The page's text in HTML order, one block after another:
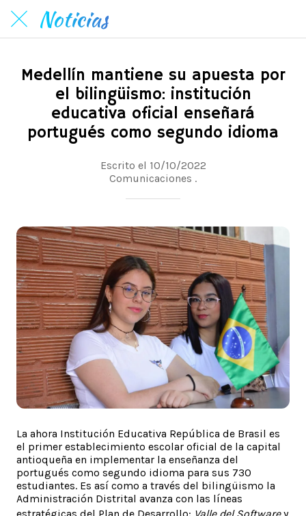
Noticias
Medellín mantiene su apuesta por
el bilingüismo: institución
educativa oficial enseñará
portugués como segundo idioma
Escrito el 10/10/2022
Comunicaciones .
La ahora Institución Educativa República de Brasil es
el primer establecimiento escolar oficial de la capital
antioqueña en implementar la enseñanza del
portugués como segundo idioma para sus 730
estudiantes. Es así como a través del bilingüismo la
Administración Distrital avanza con las líneas
estratégicas del Plan de Desarrollo: Valle del Softwarey